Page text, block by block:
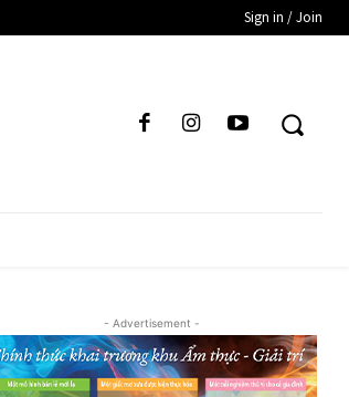
Sign in / Join
- Advertisement -